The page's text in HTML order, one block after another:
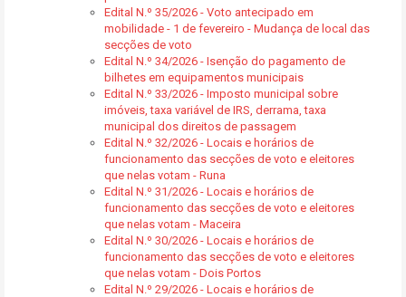
Edital N.º 35/2026 - Voto antecipado em
mobilidade - 1 de fevereiro - Mudança de local das
secções de voto
Edital N.º 34/2026 - Isenção do pagamento de
bilhetes em equipamentos municipais
Edital N.º 33/2026 - Imposto municipal sobre
imóveis, taxa variável de IRS, derrama, taxa
municipal dos direitos de passagem
Edital N.º 32/2026 - Locais e horários de
funcionamento das secções de voto e eleitores
que nelas votam - Runa
Edital N.º 31/2026 - Locais e horários de
funcionamento das secções de voto e eleitores
que nelas votam - Maceira
Edital N.º 30/2026 - Locais e horários de
funcionamento das secções de voto e eleitores
que nelas votam - Dois Portos
Edital N.º 29/2026 - Locais e horários de